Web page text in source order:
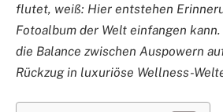
flutet, weiß: Hier entstehen
Fotoalbum der Welt einfangen
die Balance zwischen Auspowern
Rückzug in luxuriöse Wellness-